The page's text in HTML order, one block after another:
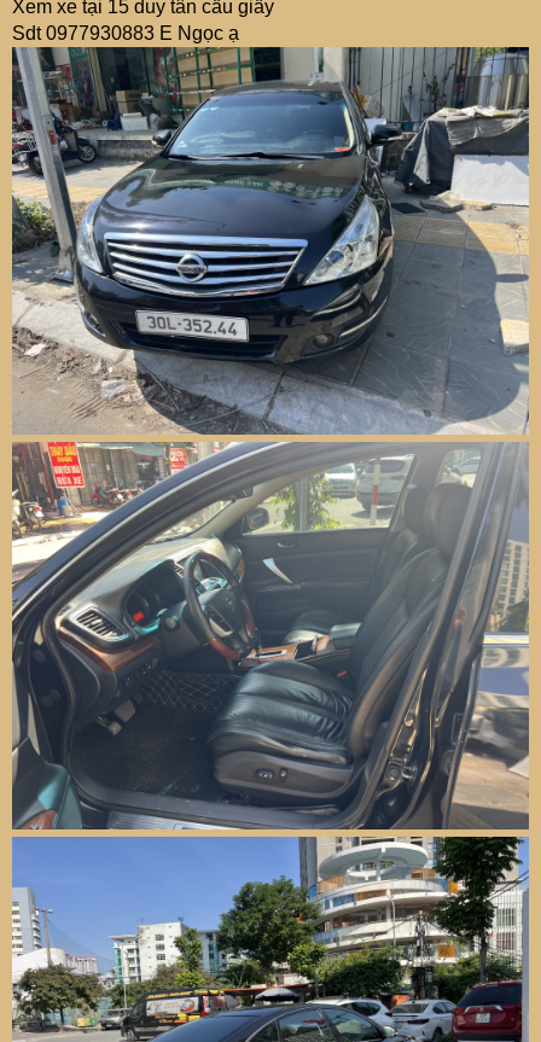
Xem xe tại 15 duy tân cầu giấy
Sdt 0977930883 E Ngọc ạ